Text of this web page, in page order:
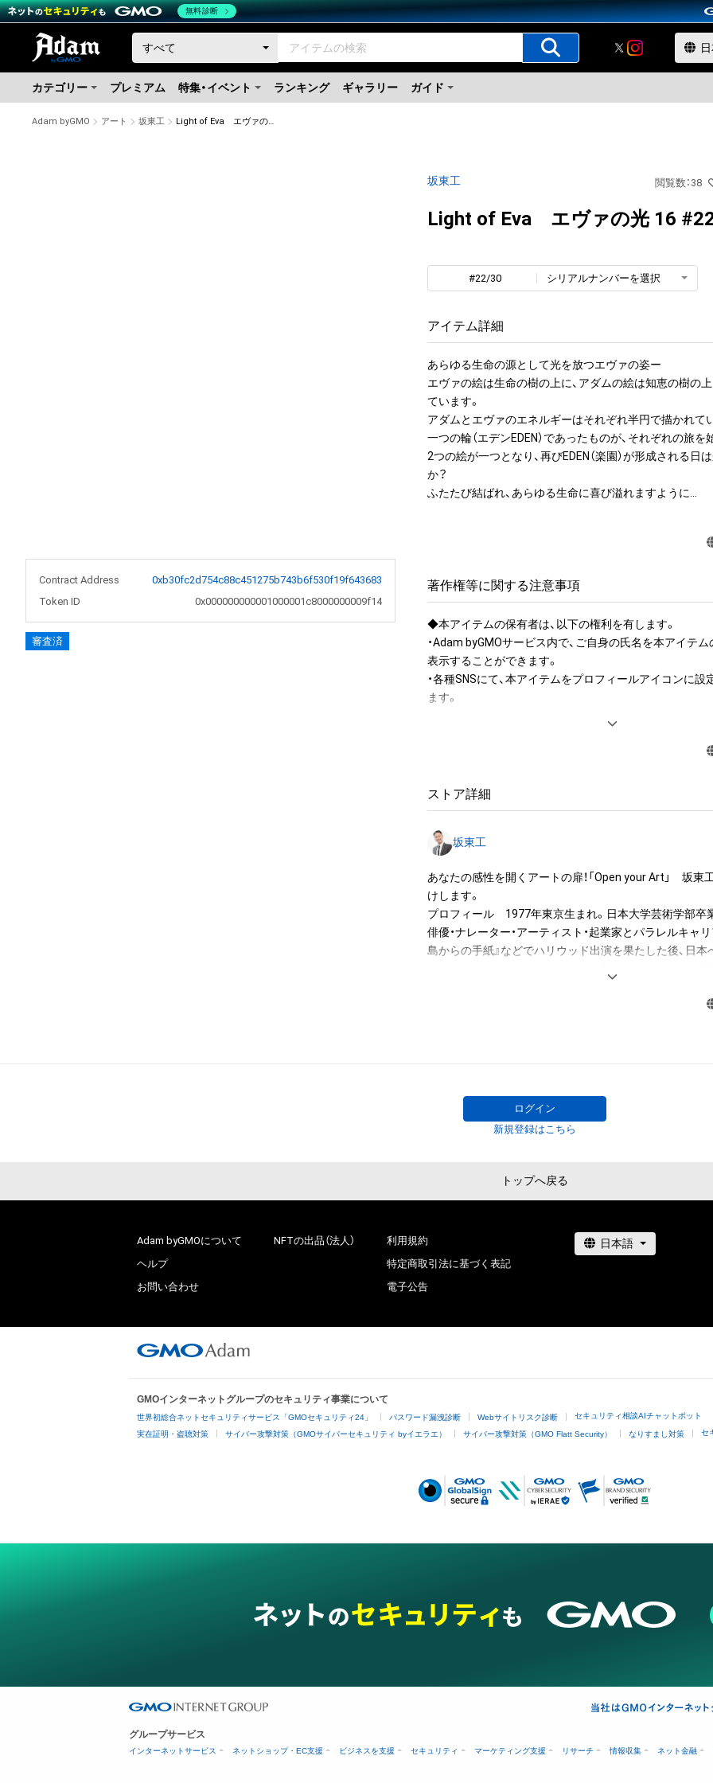
カテゴリー プレミアム 特集・イベント ランキング ギャラリー ガイド
Adam byGMO アート 坂東工 Light of Eva エヴァの光 16
Contract Address
0xb30fc2d754c88c451275b743b6f530f19f643683
Token ID
0x000000000001000001c8000000009f14
審査済
坂東工 閲覧数 ： 38
Light of Eva エヴァの光 16
#22/30 シリアルナンバーを選択
アイテム詳細
あらゆる生命の源として光を放つエヴァの姿ー
エヴァの絵は生命の樹の上に、アダムの絵は知恵の樹の
ています。
アダムとエヴァのエネルギーはそれぞれ半円で描かれて
一つの輪（エデンEDEN）であったものが、それぞれの旅を
2つの絵が一つとなり、再びEDEN（楽園）が形成される日
か？
ふたたび結ばれ、あらゆる生命に喜び溢れますように…
著作権等に関する注意事項
◆本アイテムの保有者は、以下の権利を有します。
・Adam byGMOサービス内で、ご自身の氏名を本アイテ
表示することができます。
・各種SNSにて、本アイテムをプロフィールアイコンに設
ます。
・本アイテムを加工・複製する行為
・本アイテムに関する創作物（画像および映像、音楽、商
用新案権、商標権、意匠権その他の知的財産権（それらの権
それらの権利につき登録等を出願する権利を含みます。）
は、本アイテムの作成者によって保護されています。その
を保有していたとしても、本アイテムに関する創作物に
を有することを意味しません。
・本アイテムの作成者または第三者のライセンス保有者か
ル、リバースエンジニアリングを含みますが、これに限定
だきます。
ストア詳細
坂東工
あなたの感性を開くアートの扉！「Open your Art」　坂東
けします。
プロフィール　1977年東京生まれ。日本大学芸術学部卒
俳優・ナレーター・アーティスト・起業家とパラレルキャ
島からの手紙』などでハリウッド出演を果たした後、日本
2018年12月株式会社MORIYAを設立し、CEOに就任。現在
という、人や場所、企業（コミュニティ）の持つエネルギー
絵画を制作している。
adam.jp/airdrops/takumibando_photo?
aid=b2ad701d403d469684b0132f083e67e5
ログイン
新規登録はこちら
トップへ戻る
Adam byGMOについて
ヘルプ
お問い合わせ
NFTの出品（法人）
利用規約
特定商取引法に基づく表記
電子公告
GMOインターネットグループのセキュリティ事業について
世界初総合ネットセキュリティサービス「GMOセキュリティ24」 パスワード漏洩診断 Webサイトリスク診断 セキュリティ相談AIチャットボット
実在証明・盗聴対策 サイバー攻撃対策（GMOサイバーセキュリティ byイエラエ） サイバー攻撃対策（GMO Flatt Security） なりすまし対策 セ
グループサービス
インターネットサービス ネットショップ・EC支援 ビジネスを支援 セキュリティ マーケティング支援 リサーチ 情報収集 ネット金融
無料診断